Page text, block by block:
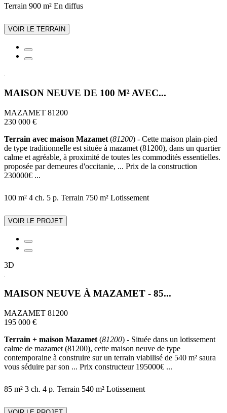
Terrain 900 m² En diffus
VOIR LE TERRAIN
MAISON NEUVE DE 100 M² AVEC...
MAZAMET 81200
230 000 €
Terrain avec maison Mazamet (81200) - Cette maison plain-pied
de type traditionnelle est située à mazamet (81200), dans un quartier
calme et agréable, à proximité de toutes les commodités essentielles.
proposée par demeures d'occitanie, ... Prix de la construction
230000€ ...
100 m² 4 ch. 5 p. Terrain 750 m² Lotissement
VOIR LE PROJET
3D
MAISON NEUVE À MAZAMET - 85...
MAZAMET 81200
195 000 €
Terrain + maison Mazamet (81200) - Située dans un lotissement
calme de mazamet (81200), cette maison neuve de type
contemporaine à construire sur un terrain viabilisé de 540 m² saura
vous séduire par son ... Prix constructeur 195000€ ...
85 m² 3 ch. 4 p. Terrain 540 m² Lotissement